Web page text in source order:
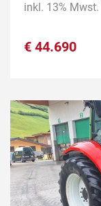
inkl. 13%
€ 44.690